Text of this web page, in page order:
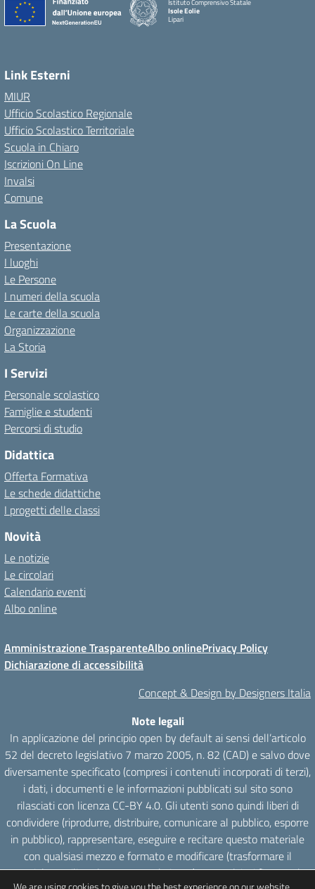
Istituto Comprensivo Statale
Isole Eolie
Lipari
Link Esterni
MIUR
Ufficio Scolastico Regionale
Ufficio Scolastico Territoriale
Scuola in Chiaro
Iscrizioni On Line
Invalsi
Comune
La Scuola
Presentazione
I luoghi
Le Persone
I numeri della scuola
Le carte della scuola
Organizzazione
La Storia
I Servizi
Personale scolastico
Famiglie e studenti
Percorsi di studio
Didattica
Offerta Formativa
Le schede didattiche
I progetti delle classi
Novità
Le notizie
Le circolari
Calendario eventi
Albo online
Amministrazione TrasparenteAlbo onlinePrivacy Policy
Dichiarazione di accessibilità
Concept & Design by Designers Italia
Note legali
In applicazione del principio open by default ai sensi dell’articolo
52 del decreto legislativo 7 marzo 2005, n. 82 (CAD) e salvo dove
diversamente specificato (compresi i contenuti incorporati di terzi),
i dati, i documenti e le informazioni pubblicati sul sito sono
rilasciati con licenza CC-BY 4.0. Gli utenti sono quindi liberi di
condividere (riprodurre, distribuire, comunicare al pubblico, esporre
in pubblico), rappresentare, eseguire e recitare questo materiale
con qualsiasi mezzo e formato e modificare (trasformare il
materiale e utilizzarlo per opere derivate) per qualsiasi fine, anche